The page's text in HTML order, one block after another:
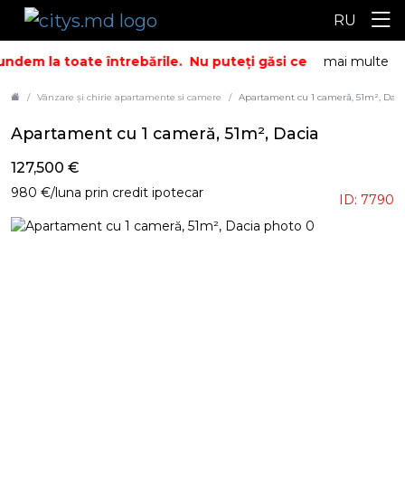
RU
la toate întrebările. Nu puteți găsi ceea cemai multe
Vânzare și chirie apartamente si camere Apartament cu 1 cameră, 51m²,
Apartament cu 1 cameră, 51m², Dacia
ID: 7790
127,500 €
980 €/luna prin credit ipotecar